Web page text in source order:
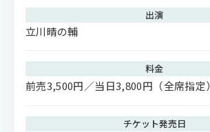
出演
立川晴の輔
料金
前売3,500円／当日3,800円（全席指定）
チケット発売日